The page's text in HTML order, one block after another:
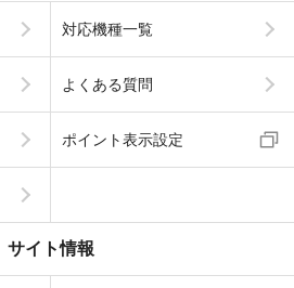
対応機種一覧
よくある質問
ポイント表示設定
サイト情報